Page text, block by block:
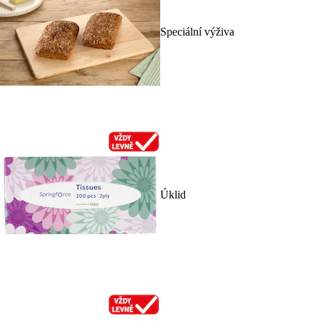
Speciální výživa
Úklid